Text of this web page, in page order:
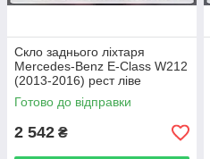
Скло заднього ліхтаря
Mercedes-Benz E-Class W212
(2013-2016) рест ліве
Готово до відправки
2 542 ₴